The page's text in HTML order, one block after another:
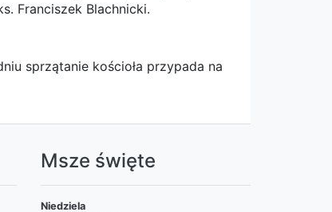
Franciszek Blachnicki.
sprzątanie kościoła przypada na
Msze święte
Niedziela